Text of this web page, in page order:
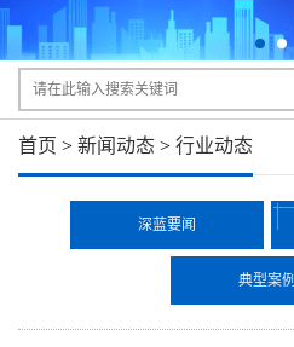
首页 > 新闻动态 > 行业动态
深蓝要闻
典型案例